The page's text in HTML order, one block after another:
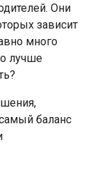
Они
зависит
много
лучше
баланс